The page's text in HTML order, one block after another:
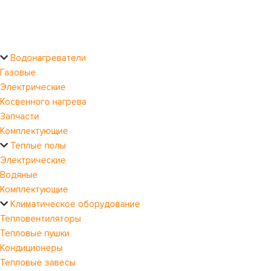
Водонагреватели
Газовые
Электрические
Косвенного нагрева
Запчасти
Комплектующие
Теплые полы
Электрические
Водяные
Комплектующие
Климатическое оборудование
Тепловентиляторы
Тепловые пушки
Кондиционеры
Тепловые завесы